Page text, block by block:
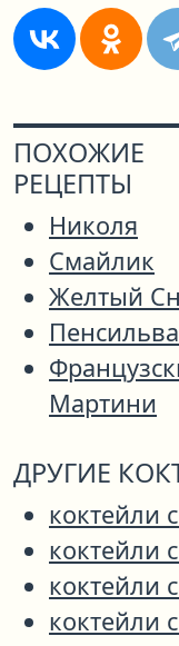
ПОХОЖИЕ
РЕЦЕПТЫ
Николя
Смайлик
Желтый
Мартини
ДРУГИЕ
коктейли
коктейли
коктейли
коктейли